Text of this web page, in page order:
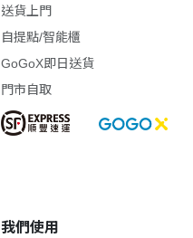
送貨上門
自提點/智能櫃
GoGoX即日送貨
門市自取
我們使用